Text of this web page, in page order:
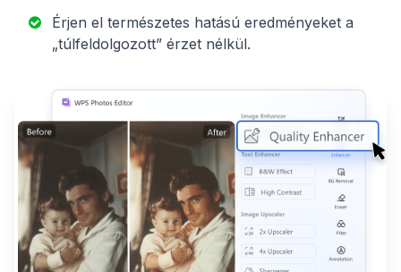
Érjen el természetes hatású eredményeket a
„túlfeldolgozott” érzet nélkül.